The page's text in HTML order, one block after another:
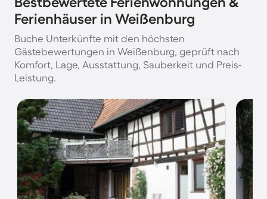
Ferienhäuser in Weißenburg
Buche Unterkünfte mit den höchsten
Gästebewertungen in Weißenburg, geprüft nach
Komfort, Lage, Ausstattung, Sauberkeit und Preis-
Leistung.